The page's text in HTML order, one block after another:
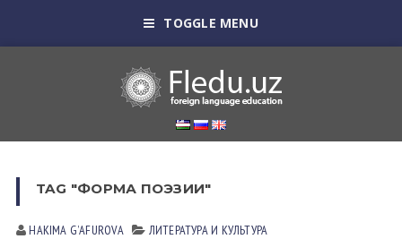
TOGGLE MENU
TAG "ФОРМА ПОЭЗИИ"
HAKIMA GʼАFUROVА ЛИТЕРАТУРА И КУЛЬТУРА